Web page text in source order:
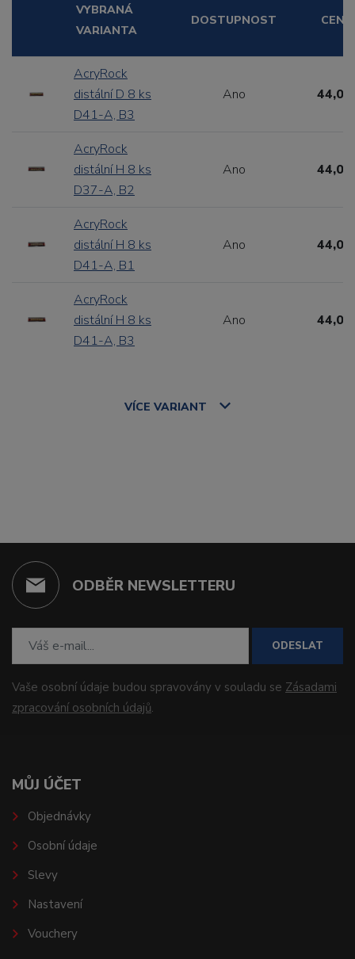
VYBRANÁ
VARIANTA
DOSTUPNOST CENA
AcryRock
distální D 8 ks
D41-A, B3
Ano 44,00
AcryRock
distální H 8 ks
D37-A, B2
Ano 44,00
AcryRock
distální H 8 ks
D41-A, B1
Ano 44,00
AcryRock
distální H 8 ks
D41-A, B3
Ano 44,00
VÍCE VARIANT
ODBĚR NEWSLETTERU
ODESLAT
Vaše osobní údaje budou spravovány v souladu se Zásadami
zpracování osobních údajů.
MŮJ ÚČET
Objednávky
Osobní údaje
Slevy
Nastavení
Vouchery